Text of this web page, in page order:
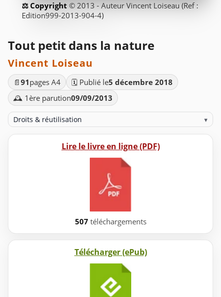
© 2013 - Auteur Vincent Loiseau (Ref :
Edition999-2013-904-4)
Tout petit dans la nature
Vincent Loiseau
📄 91pages A4 🗓️ Publié le5 décembre 2018
🕰️ 1ère parution09/09/2013
Droits & réutilisation ▾
Lire le livre en ligne (PDF)
507 téléchargements
Télécharger (ePub)